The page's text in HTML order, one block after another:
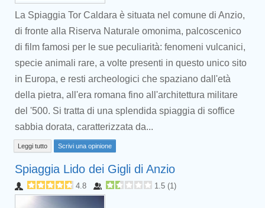
La Spiaggia Tor Caldara è situata nel comune di Anzio,
di fronte alla Riserva Naturale omonima, palcoscenico
di film famosi per le sue peculiarità: fenomeni vulcanici,
specie animali rare, a volte presenti in questo unico sito
in Europa, e resti archeologici che spaziano dall'età
della pietra, all'era romana fino all'architettura militare
del '500. Si tratta di una splendida spiaggia di soffice
sabbia dorata, caratterizzata da...
Leggi tutto Scrivi una opinione
Spiaggia Lido dei Gigli di Anzio
4.8 1.5 (1)